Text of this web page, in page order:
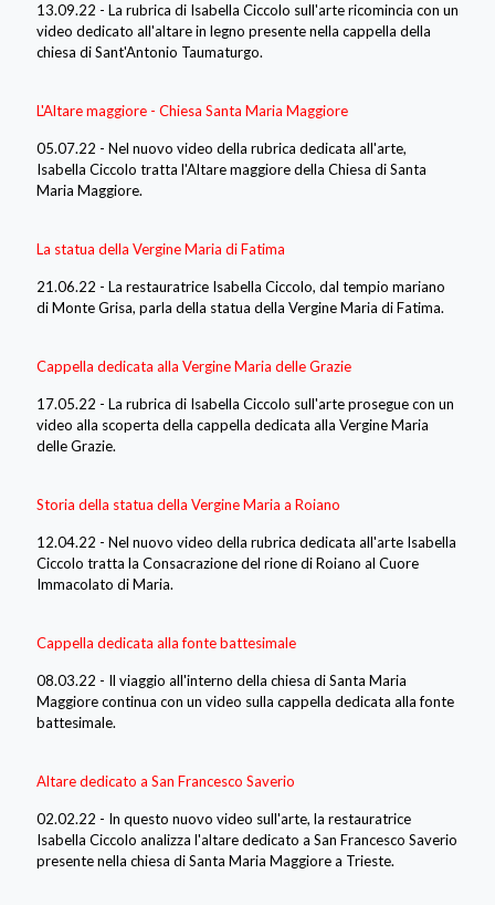
13.09.22 - La rubrica di Isabella Ciccolo sull'arte ricomincia con un
video dedicato all'altare in legno presente nella cappella della
chiesa di Sant'Antonio Taumaturgo.
L'Altare maggiore - Chiesa Santa Maria Maggiore
05.07.22 - Nel nuovo video della rubrica dedicata all'arte,
Isabella Ciccolo tratta l'Altare maggiore della Chiesa di Santa
Maria Maggiore.
La statua della Vergine Maria di Fatima
21.06.22 - La restauratrice Isabella Ciccolo, dal tempio mariano
di Monte Grisa, parla della statua della Vergine Maria di Fatima.
Cappella dedicata alla Vergine Maria delle Grazie
17.05.22 - La rubrica di Isabella Ciccolo sull'arte prosegue con un
video alla scoperta della cappella dedicata alla Vergine Maria
delle Grazie.
Storia della statua della Vergine Maria a Roiano
12.04.22 - Nel nuovo video della rubrica dedicata all'arte Isabella
Ciccolo tratta la Consacrazione del rione di Roiano al Cuore
Immacolato di Maria.
Cappella dedicata alla fonte battesimale
08.03.22 - Il viaggio all'interno della chiesa di Santa Maria
Maggiore continua con un video sulla cappella dedicata alla fonte
battesimale.
Altare dedicato a San Francesco Saverio
02.02.22 - In questo nuovo video sull'arte, la restauratrice
Isabella Ciccolo analizza l'altare dedicato a San Francesco Saverio
presente nella chiesa di Santa Maria Maggiore a Trieste.